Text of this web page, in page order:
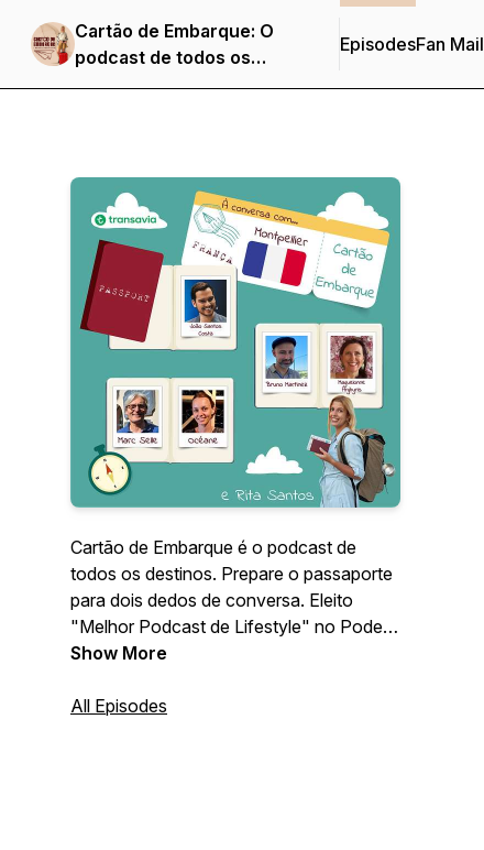
Cartão de Embarque: O
podcast de todos os
destinos
EpisodesFan Mail
Cartão de Embarque é o podcast de
todos os destinos. Prepare o passaporte
para dois dedos de conversa. Eleito
"Melhor Podcast de Lifestyle" no Podes
- Festival de Podcasts 2022.
Show More
All Episodes